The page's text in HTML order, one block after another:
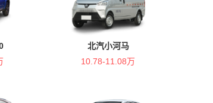
北汽小河马
10.78-11.08万